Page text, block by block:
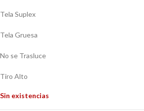
Tela Suplex
Tela Gruesa
No se Trasluce
Tiro Alto
Sin existencias